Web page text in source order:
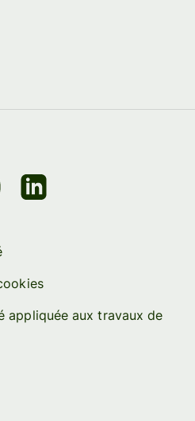
appliquée aux travaux de